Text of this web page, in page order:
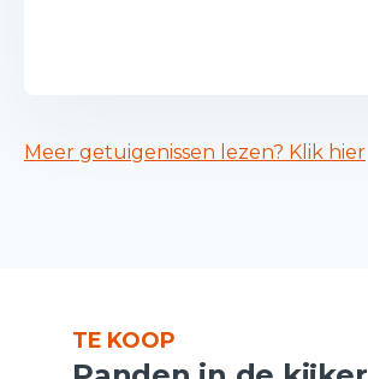
Meer getuigenissen lezen? Klik hier
TE KOOP